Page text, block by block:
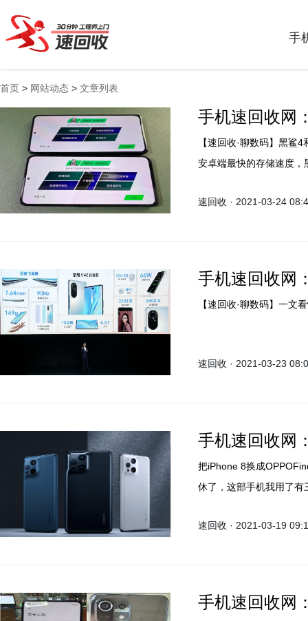
手
首页 > 网站动态 > 文章列表
手机速回收网
【速回收·聊数码】黑鲨
安卓端最快的存储速度
速回收 · 2021-03-24
手机速回收网
【速回收·聊数码】一文
速回收 · 2021-03-23
手机速回收网
把iPhone 8换成
休了，这部手机我用了
吧。
速回收 · 2021-03-19
手机速回收网